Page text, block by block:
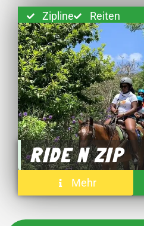
Zipline Reiten
RIDE N ZIP
Mehr